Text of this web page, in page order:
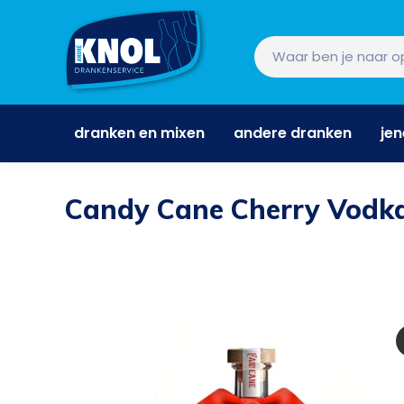
dranken en mixen andere dranken
Candy Cane Cherry
dranken en mixen